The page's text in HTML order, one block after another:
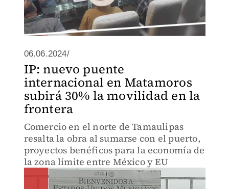
06.06.2024/
IP: nuevo puente
internacional en Matamoros
subirá 30% la movilidad en la
frontera
Comercio en el norte de Tamaulipas
resalta la obra al sumarse con el puerto,
proyectos benéficos para la economía de
la zona límite entre México y EU